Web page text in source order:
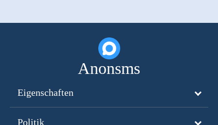
Anonsms
Eigenschaften
Politik